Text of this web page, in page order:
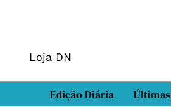
Loja DN
Edição Diária Últimas